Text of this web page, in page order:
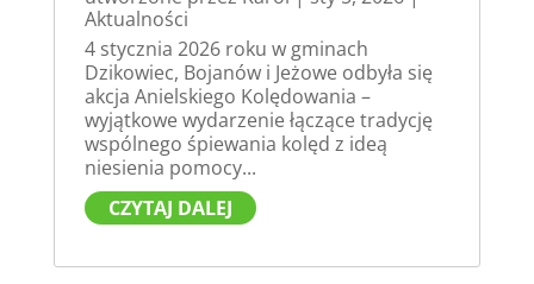
Aktualności
4 stycznia 2026 roku w gminach
Dzikowiec, Bojanów i Jeżowe odbyła się
akcja Anielskiego Kolędowania –
wyjątkowe wydarzenie łączące tradycję
wspólnego śpiewania kolęd z ideą
niesienia pomocy...
CZYTAJ DALEJ